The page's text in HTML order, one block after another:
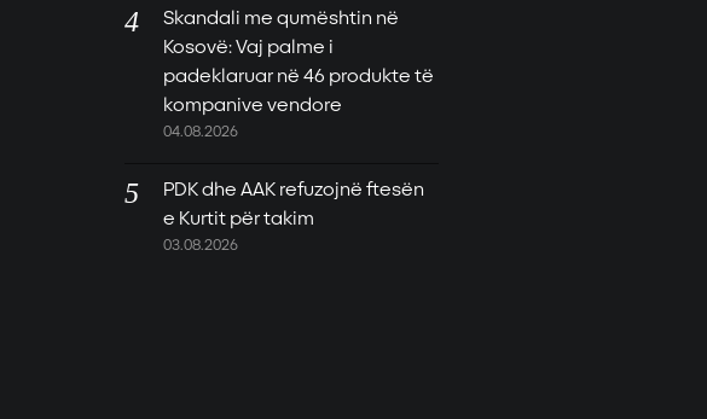
Skandali me qumështin në
Kosovë: Vaj palme i
padeklaruar në 46 produkte të
kompanive vendore
04.08.2026
PDK dhe AAK refuzojnë ftesën
e Kurtit për takim
03.08.2026